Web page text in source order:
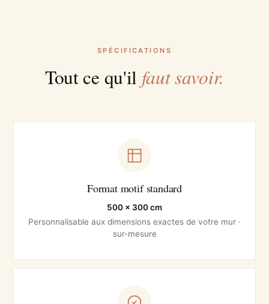
SPÉCIFICATIONS
Tout ce qu'il faut savoir.
Format motif standard
500 × 300 cm
Personnalisable aux dimensions exactes de votre mur ·
sur-mesure